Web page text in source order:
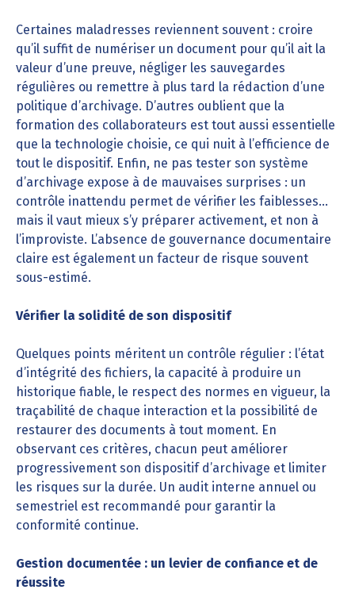
Certaines maladresses reviennent souvent : croire
qu’il suffit de numériser un document pour qu’il ait la
valeur d’une preuve, négliger les sauvegardes
régulières ou remettre à plus tard la rédaction d’une
politique d’archivage. D’autres oublient que la
formation des collaborateurs est tout aussi essentielle
que la technologie choisie, ce qui nuit à l’efficience de
tout le dispositif. Enfin, ne pas tester son système
d’archivage expose à de mauvaises surprises : un
contrôle inattendu permet de vérifier les faiblesses…
mais il vaut mieux s’y préparer activement, et non à
l’improviste. L’absence de gouvernance documentaire
claire est également un facteur de risque souvent
sous-estimé.
Vérifier la solidité de son dispositif
Quelques points méritent un contrôle régulier : l’état
d’intégrité des fichiers, la capacité à produire un
historique fiable, le respect des normes en vigueur, la
traçabilité de chaque interaction et la possibilité de
restaurer des documents à tout moment. En
observant ces critères, chacun peut améliorer
progressivement son dispositif d’archivage et limiter
les risques sur la durée. Un audit interne annuel ou
semestriel est recommandé pour garantir la
conformité continue.
Gestion documentée : un levier de confiance et de
réussite